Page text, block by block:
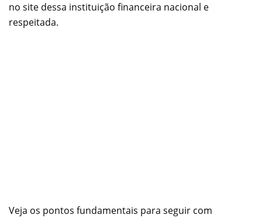
no site dessa instituição financeira nacional e
respeitada.
Veja os pontos fundamentais para seguir com